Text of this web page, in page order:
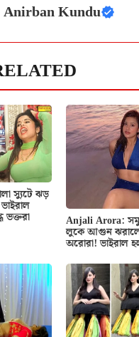
Anirban Kundu
স্যুটে ঝড়
ভক্তরা Anjali Arora:
লুকে আগুন
অরোরা! ভাইরাল